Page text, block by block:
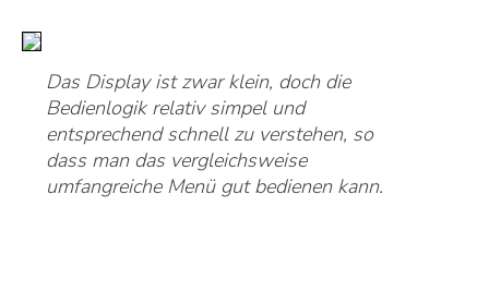
Das Display ist zwar klein, doch die
Bedienlogik relativ simpel und
entsprechend schnell zu verstehen, so
dass man das vergleichsweise
umfangreiche Menü gut bedienen kann.